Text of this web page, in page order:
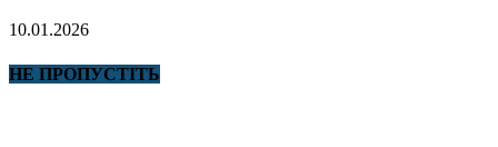
10.01.2026
НЕ ПРОПУСТІТЬ